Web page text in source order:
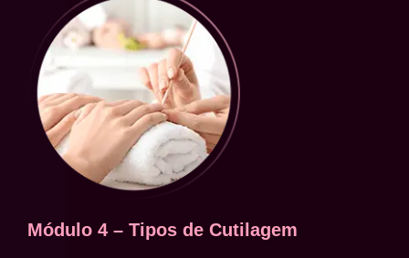
Módulo 4 – Tipos de Cutilagem